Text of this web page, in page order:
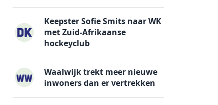
Keepster Sofie Smits naar WK
met Zuid-Afrikaanse
hockeyclub
Waalwijk trekt meer nieuwe
inwoners dan er vertrekken